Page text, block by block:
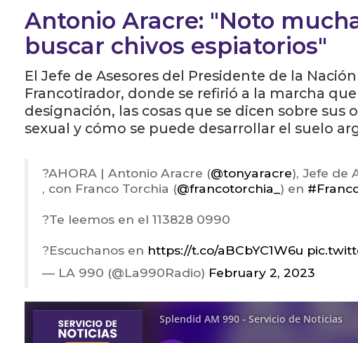
Antonio Aracre: "Noto
buscar chivos espiatorios"
El Jefe de Asesores del Presidente de la
Francotirador, donde se refirió a la marcha
designación, las cosas que se dicen sobre
sexual y cómo se puede desarrollar el suelo
?️AHORA | Antonio Aracre (@tonyaracre), Jefe de
, con Franco Torchia (@francotorchia_ ) en
?Te leemos en el 113828 0990
?Escuchanos en https://t.co/aBCbYC1W6u
— LA 990 (@La990Radio) February 2, 2023